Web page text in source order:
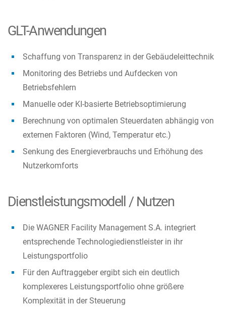
GLT-Anwendungen
Schaffung von Transparenz in der Gebäudeleittechnik
Monitoring des Betriebs und Aufdecken von
Betriebsfehlern
Manuelle oder KI-basierte Betriebsoptimierung
Berechnung von optimalen Steuerdaten abhängig von
externen Faktoren (Wind, Temperatur etc.)
Senkung des Energieverbrauchs und Erhöhung des
Nutzerkomforts
Dienstleistungsmodell / Nutzen
Die WAGNER Facility Management S.A. integriert
entsprechende Technologiedienstleister in ihr
Leistungsportfolio
Für den Auftraggeber ergibt sich ein deutlich
komplexeres Leistungsportfolio ohne größere
Komplexität in der Steuerung